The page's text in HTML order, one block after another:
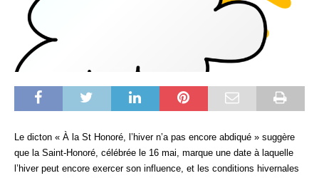
Le dicton « À la St Honoré, l’hiver n’a pas encore abdiqué » suggère
que la Saint-Honoré, célébrée le 16 mai, marque une date à laquelle
l’hiver peut encore exercer son influence, et les conditions hivernales